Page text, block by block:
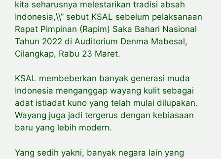
kita seharusnya melestarikan tradisi absah
Indonesia,\\” sebut KSAL sebelum pelaksanaan
Rapat Pimpinan (Rapim) Saka Bahari Nasional
Tahun 2022 di Auditorium Denma Mabesal,
Cilangkap, Rabu 23 Maret.
KSAL membeberkan banyak generasi muda
Indonesia menganggap wayang kulit sebagai
adat istiadat kuno yang telah mulai dilupakan.
Wayang juga jadi tergerus dengan kebiasaan
baru yang lebih modern.
Yang sedih yakni, banyak negara lain yang